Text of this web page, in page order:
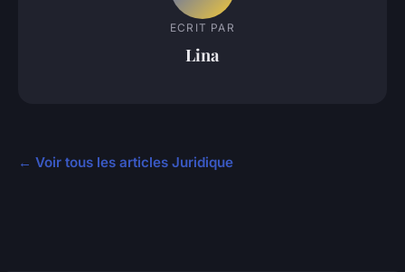
ECRIT PAR
Lina
← Voir tous les articles Juridique